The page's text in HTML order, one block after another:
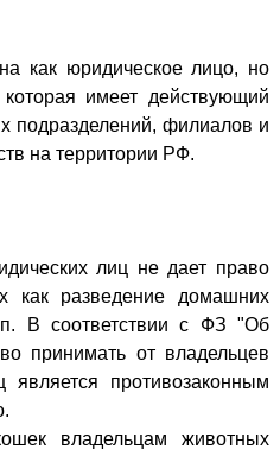
как юридическое лицо, но
имеет действующий
подразделений, филиалов и
на территории РФ.
лиц не дает право
как разведение домашних
В соответствии с ФЗ "Об
принимать от владельцев
противозаконным
владельцам животных